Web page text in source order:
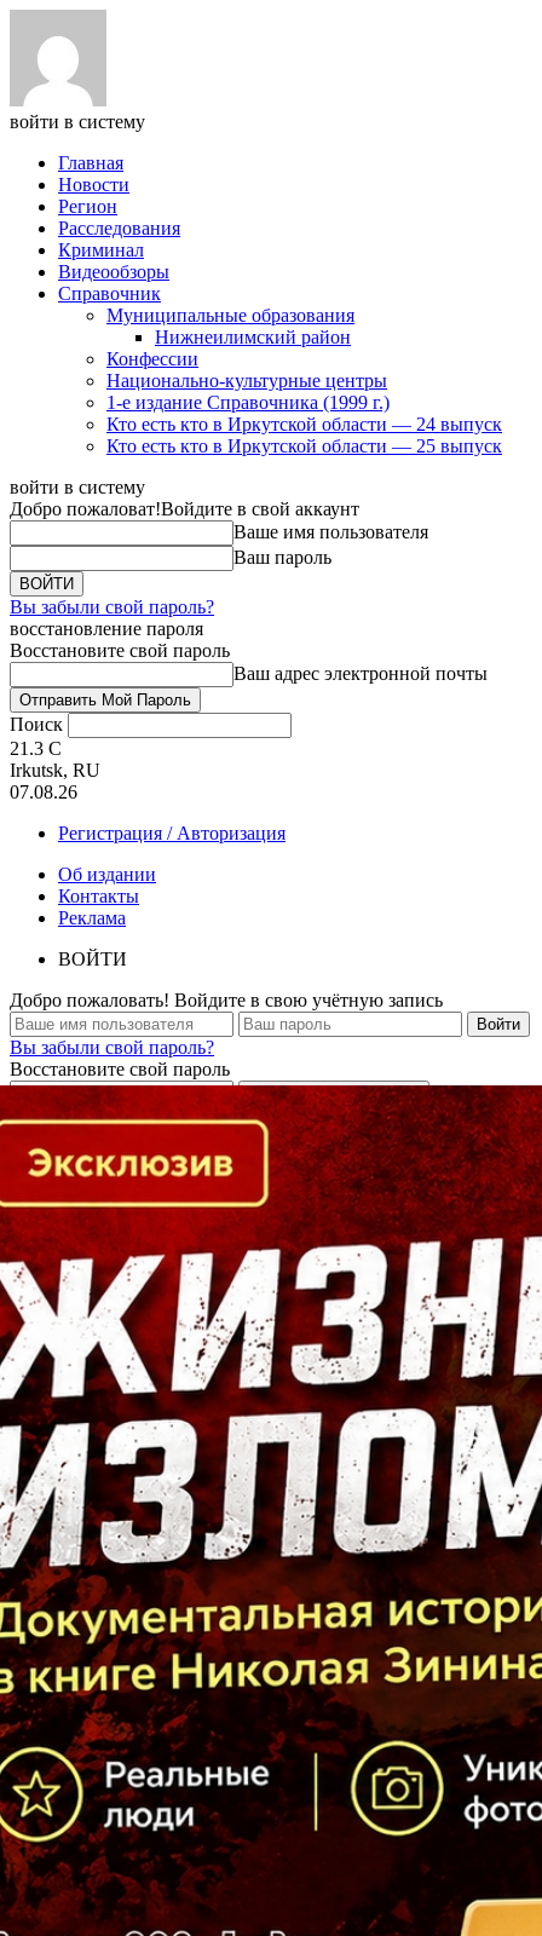
войти в систему
Главная
Новости
Регион
Расследования
Криминал
Видеообзоры
Справочник
Муниципальные образования
Нижнеилимский район
Конфессии
Национально-культурные центры
1-е издание Справочника (1999 г.)
Кто есть кто в Иркутской области — 24 выпуск
Кто есть кто в Иркутской области — 25 выпуск
войти в систему
Добро пожаловат!Войдите в свой аккаунт
Ваше имя пользователя
Ваш пароль
Вы забыли свой пароль?
восстановление пароля
Восстановите свой пароль
Ваш адрес электронной почты
Поиск
21.3 C
Irkutsk, RU
07.08.26
Регистрация / Авторизация
Об издании
Контакты
Реклама
ВОЙТИ
Добро пожаловать! Войдите в свою учётную запись
Вы забыли свой пароль?
Восстановите свой пароль
Кто есть кто в Байкальском регионе